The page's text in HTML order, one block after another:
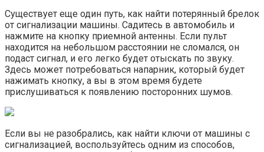
Существует еще один путь, как найти потерянный брелок
от сигнализации машины. Садитесь в автомобиль и
нажмите на кнопку приемной антенны. Если пульт
находится на небольшом расстоянии не сломался, он
подаст сигнал, и его легко будет отыскать по звуку.
Здесь может потребоваться напарник, который будет
нажимать кнопку, а вы в этом время будете
прислушиваться к появлению посторонних шумов.
Если вы не разобрались, как найти ключи от машины с
сигнализацией, воспользуйтесь одним из способов,